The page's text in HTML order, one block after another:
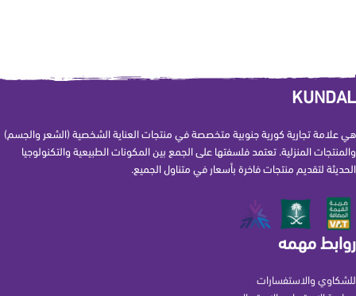
KUNDAL
هي علامة تجارية كورية جنوبية متخصصة في منتجات العناية الشخصية (الشعر والجسم)
والمنتجات المنزلية. تعتمد فلسفتها على الجمع بين المكونات الطبيعية والتكنولوجيا
الحديثة لتقديم منتجات فاخرة بأسعار في متناول الجميع.
روابط مهمه
للشكاوي والاستفسارات